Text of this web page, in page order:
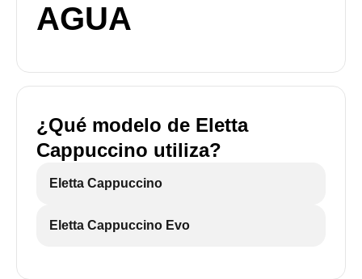
AGUA
¿Qué modelo de Eletta
Cappuccino utiliza?
Eletta Cappuccino
Eletta Cappuccino Evo